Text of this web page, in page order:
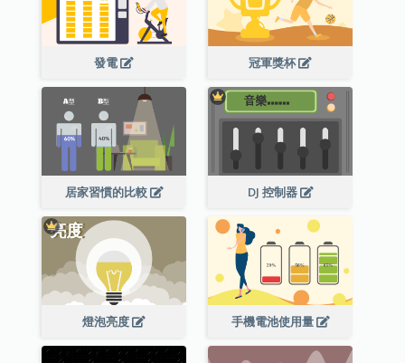
發電 冠軍獎杯
居家習慣的比較 DJ 控制器
燈泡亮度 手機電池使用量